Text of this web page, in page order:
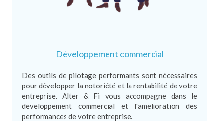
Développement commercial
Des outils de pilotage performants sont nécessaires
pour développer la notoriété et la rentabilité de votre
entreprise. Alter & Fi vous accompagne dans le
développement commercial et l'amélioration des
performances de votre entreprise.